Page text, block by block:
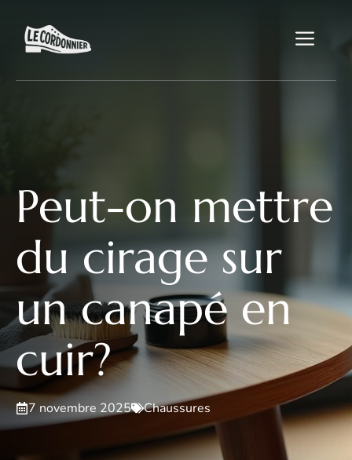
contenu
Peut-on mettre
du cirage sur
un canapé en
cuir?
7 novembre 2025 Chaussures